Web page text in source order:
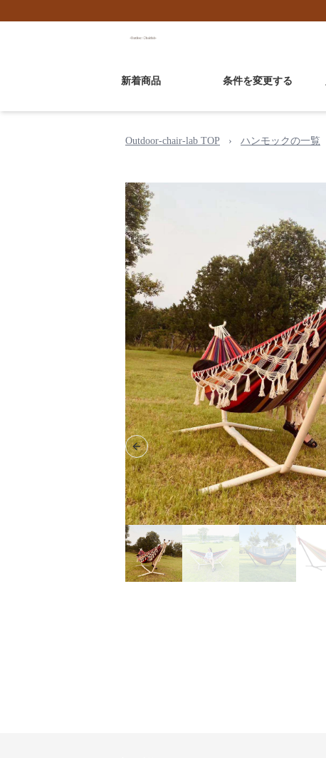
新着商品 条件を変更する
Outdoor-chair-lab TOP › ハンモックの一覧
Previous slide